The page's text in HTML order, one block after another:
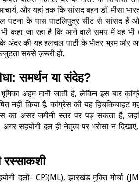
और यहां तक कि सांसद बहन डॉ. मीसा
पटना के पास पाटलिपुत्र सीट से सांसद हैं और
भी कहा जा रहा है कि आने वाले समय में वह भी
के अंदर की यह हलचल पार्टी के भीतर भ्रम
सबसे ज़रूरी हो.
समर्थन या संदेह?
अहम मानी जाती है, लेकिन इस बार
नहीं किया है. कांग्रेस की यह हिचकिचाहट
असर जमीनी स्तर पर पड़ सकता है, जहां
सहयोगी दल ही नेतृत्व पर भरोसा न
रस्साकशी
दलों- CPI(ML), झारखंड मुक्ति मोर्चा